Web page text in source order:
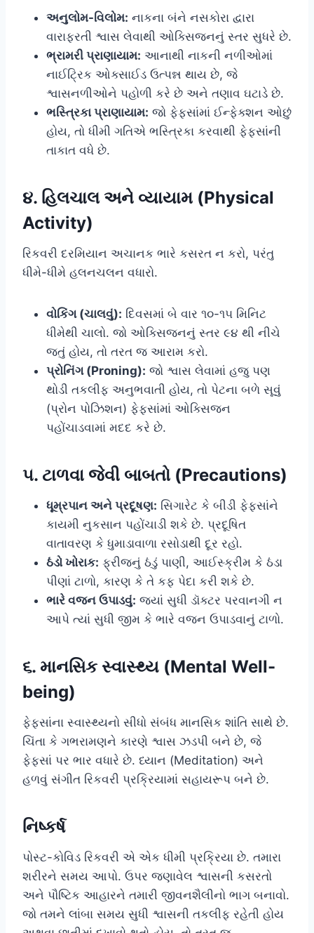
અનુલોમ-વિલોમ: નાકના બંને નસકોરા દ્વારા
વારાફરતી શ્વાસ લેવાથી ઓક્સિજનનું સ્તર સુધરે છે.
ભ્રામરી પ્રાણાયામ: આનાથી નાકની નળીઓમાં
નાઈટ્રિક ઓક્સાઈડ ઉત્પન્ન થાય છે, જે
શ્વાસનળીઓને પહોળી કરે છે અને તણાવ ઘટાડે છે.
ભસ્ત્રિકા પ્રાણાયામ: જો ફેફસાંમાં ઈન્ફેક્શન ઓછું
હોય, તો ધીમી ગતિએ ભસ્ત્રિકા કરવાથી ફેફસાંની
તાકાત વધે છે.
૪. હિલચાલ અને વ્યાયામ (Physical
Activity)
રિકવરી દરમિયાન અચાનક ભારે કસરત ન કરો, પરંતુ
ધીમે-ધીમે હલનચલન વધારો.
વોકિંગ (ચાલવું): દિવસમાં બે વાર ૧૦-૧૫ મિનિટ
ધીમેથી ચાલો. જો ઓક્સિજનનું સ્તર ૯૪ થી નીચે
જતું હોય, તો તરત જ આરામ કરો.
પ્રોનિંગ (Proning): જો શ્વાસ લેવામાં હજુ પણ
થોડી તકલીફ અનુભવાતી હોય, તો પેટના બળે સૂવું
(પ્રોન પોઝિશન) ફેફસાંમાં ઓક્સિજન
પહોંચાડવામાં મદદ કરે છે.
૫. ટાળવા જેવી બાબતો (Precautions)
ધૂમ્રપાન અને પ્રદૂષણ: સિગારેટ કે બીડી ફેફસાંને
કાયમી નુકસાન પહોંચાડી શકે છે. પ્રદૂષિત
વાતાવરણ કે ધુમાડાવાળા રસોડાથી દૂર રહો.
ઠંડો ખોરાક: ફ્રીજનું ઠંડું પાણી, આઈસ્ક્રીમ કે ઠંડા
પીણાં ટાળો, કારણ કે તે કફ પેદા કરી શકે છે.
ભારે વજન ઉપાડવું: જ્યાં સુધી ડૉક્ટર પરવાનગી ન
આપે ત્યાં સુધી જીમ કે ભારે વજન ઉપાડવાનું ટાળો.
૬. માનસિક સ્વાસ્થ્ય (Mental Well-
being)
ફેફસાંના સ્વાસ્થ્યનો સીધો સંબંધ માનસિક શાંતિ સાથે છે.
ચિંતા કે ગભરામણને કારણે શ્વાસ ઝડપી બને છે, જે
ફેફસાં પર ભાર વધારે છે. ધ્યાન (Meditation) અને
હળવું સંગીત રિકવરી પ્રક્રિયામાં સહાયરૂપ બને છે.
નિષ્કર્ષ
પોસ્ટ-કોવિડ રિકવરી એ એક ધીમી પ્રક્રિયા છે. તમારા
શરીરને સમય આપો. ઉપર જણાવેલ શ્વાસની કસરતો
અને પૌષ્ટિક આહારને તમારી જીવનશૈલીનો ભાગ બનાવો.
જો તમને લાંબા સમય સુધી શ્વાસની તકલીફ રહેતી હોય